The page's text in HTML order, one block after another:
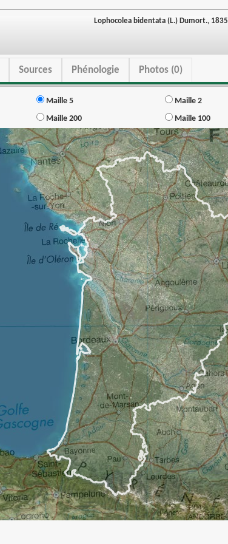
Lophocolea bidentata (L.) Dumort., 1835
Sources Phénologie Photos (0)
Maille 5
Maille 2
Maille 200 Maille 100